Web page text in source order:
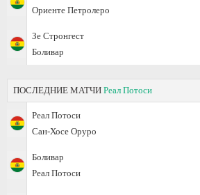
Ориенте Петролеро
Зе Стронгест
Боливар
ПОСЛЕДНИЕ МАТЧИ Реал Потоси
Реал Потоси
Сан-Хосе Оруро
Боливар
Реал Потоси